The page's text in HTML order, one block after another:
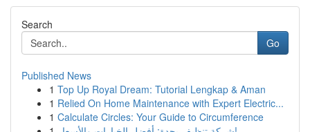
Search
Go
Published News
1 Top Up Royal Dream: Tutorial Lengkap & Aman
1 Relied On Home Maintenance with Expert Electric...
1 Calculate Circles: Your Guide to Circumference